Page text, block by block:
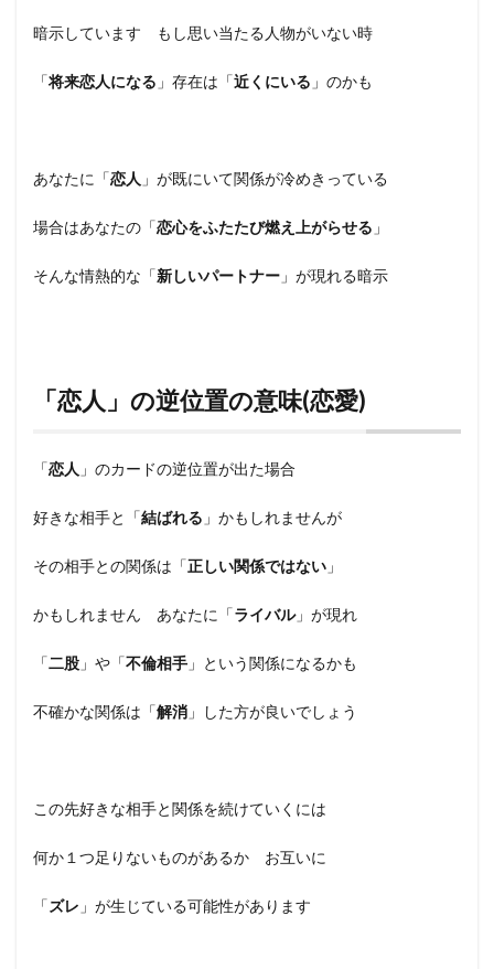
暗示しています もし思い当たる人物がいない時
「将来恋人になる 」存在は「近くにいる 」のかも
あなたに「恋人 」が既にいて関係が冷めきっている
場合はあなたの「恋心をふたたび燃え上がらせる 」
そんな情熱的な「新しいパートナー 」が現れる暗示
「恋人」の逆位置の意味(恋愛)
「恋人 」のカードの逆位置が出た場合
好きな相手と「結ばれる 」かもしれませんが
その相手との関係は「正しい関係ではない 」
かもしれません あなたに「ライバル」が現れ
「二股 」や「不倫相手 」という関係になるかも
不確かな関係は「解消 」した方が良いでしょう
この先好きな相手と関係を続けていくには
何か１つ足りないものがあるか お互いに
「ズレ 」が生じている可能性があります